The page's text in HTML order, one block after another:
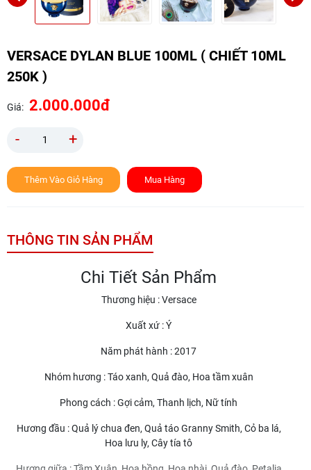
VERSACE DYLAN BLUE 100ML ( CHIẾT 10ML
250K )
Giá: 2.000.000đ
-
+
Thêm Vào Giỏ Hàng Mua Hàng
THÔNG TIN SẢN PHẨM
Chi Tiết Sản Phẩm
Thương hiệu : Versace
Xuất xứ : Ý
Năm phát hành : 2017
Nhóm hương : Táo xanh, Quả đào, Hoa tầm xuân
Phong cách : Gợi cảm, Thanh lịch, Nữ tính
Hương đầu : Quả lý chua đen, Quả táo Granny Smith, Cỏ ba lá,
Hoa lưu ly, Cây tía tô